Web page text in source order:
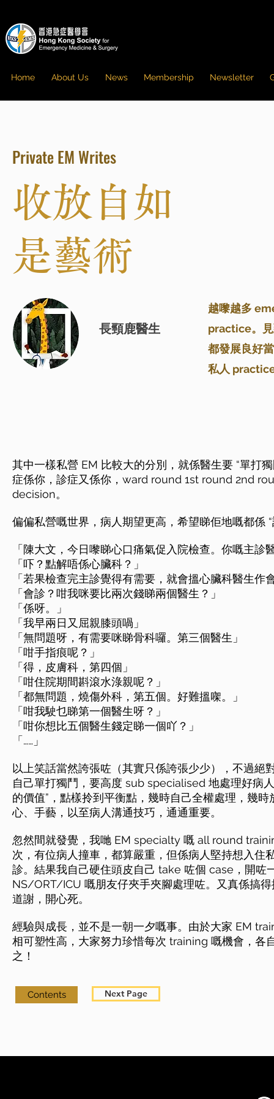
Home About Us News Membership Newsletter
Private EM Writes
收放自如
是藝術
長頸鹿醫生
越嚟越多
practice。
都發展良好
私人
其中一樣私營 EM 比較大的分別，就係醫生要 “單打
症係你，診症又係你，ward round 1st round 2nd
decision。
偏偏私營嘅世界，病人期望更高，希望睇佢地嘅都係
「陳大文，今日嚟睇心口痛氣促入院檢查。你嘅主
「吓？點解唔係心臟科？」
「若果檢查完主診覺得有需要，就會搵心臟科醫生作
「會診？咁我咪要比兩次錢睇兩個醫生？」
「係呀。」
「我早兩日又屈親膝頭喎」
「無問題呀，有需要咪睇骨科囉。第三個醫生」
「咁手指痕呢？」
「得，皮膚科，第四個」
「咁住院期間斟滾水淥親呢？」
「都無問題，燒傷外科，第五個。好難搵㗎。」
「咁我駛乜睇第一個醫生呀？」
「咁你想比五個醫生錢定睇一個吖？」
「……」
以上笑話當然誇張咗（其實只係誇張少少），不過絕
自己單打獨鬥，要高度 sub specialised 地處理好病
的價值”，點樣拎到平衡點，幾時自己全權處理，幾
心、手藝，以至病人溝通技巧，通通重要。
忽然間就發覺，我哋 EM specialty 嘅 all round
次，有位病人撞車，都算嚴重，但係病人堅持想入住
診。結果我自己硬住頭皮自己 take 咗個 case，開咗
NS/ORT/ICU 嘅朋友仔夾手夾腳處理咗。又真係搞
道謝，開心死。
經驗與成長，並不是一朝一夕嘅事。由於大家 EM
相可塑性高，大家努力珍惜每次 training 嘅機會，各
之！
Contents Next Page